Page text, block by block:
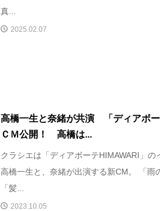
真...
2025.02.07
高橋一生と奈緒が共演 「ディアボ
ＣＭ公開！ 高橋は...
クラシエは「ディアボーテHIMAWARI」の
高橋一生と、奈緒が出演する新CM。 「雨
「髪...
2023.10.05